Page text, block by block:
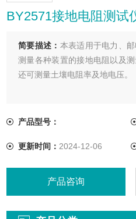
BY2571接地电阻测试
简要描述： 本表适用于电力、
测量各种装置的接地电阻以及
还可测量土壤电阻率及地电压。
产品型号：
更新时间： 2024-12-06
产品咨询